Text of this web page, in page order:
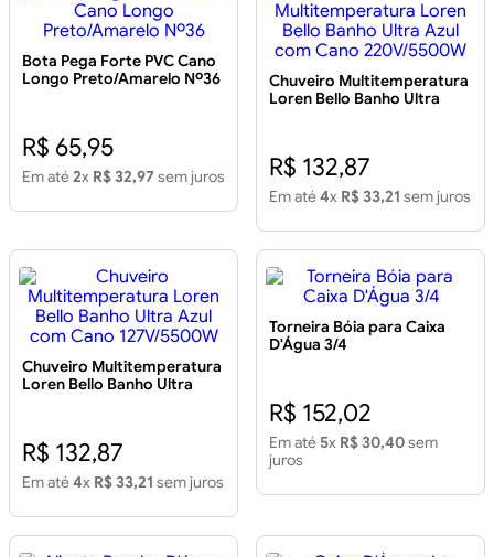
Bota Pega Forte PVC Cano
Longo Preto/Amarelo Nº36
R$ 65,95
Em até2x R$ 32,97 sem juros
Chuveiro Multitemperatura
Loren Bello Banho Ultra
R$ 132,87
Em até4x R$ 33,21 sem juros
Chuveiro Multitemperatura
Loren Bello Banho Ultra
R$ 132,87
Em até4x R$ 33,21 sem juros
Torneira Bóia para Caixa
D'Água 3/4
R$ 152,02
Em até 5x R$ 30,40sem
juros